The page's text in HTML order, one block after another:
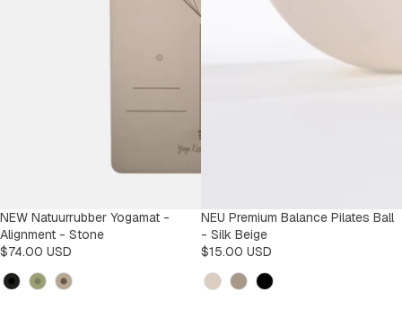
NEW Natuurrubber Yogamat -
Alignment - Stone
$74.00 USD
Kleur
NEU Premium Balance Pilates Ball
- Silk Beige
$15.00 USD
Kleur